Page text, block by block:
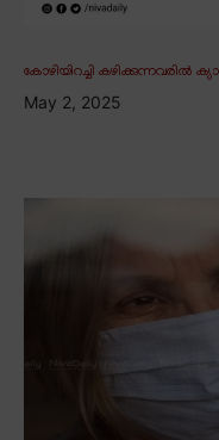
കോഴിയിറച്ചി
May 2, 2025